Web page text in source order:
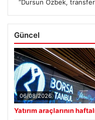
“Dursun Özbek,
Güncel
06/08/2026
Yatırım araçlarının